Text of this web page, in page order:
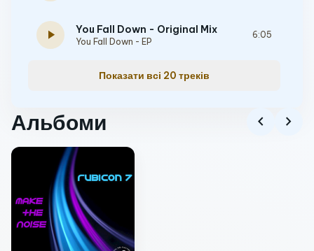
play_arrow You Fall Down - Original Mix
You Fall Down - EP
6:05
Показати всі 20 треків
Альбоми chevron_left chevron_right